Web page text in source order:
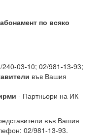
по всяко
03-10; 02/981-13-93;
във Вашия
- Партньори на ИК
във Вашия
02/981-13-93.